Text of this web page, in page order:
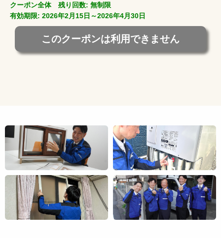
クーポン全体 残り回数: 無制限
有効期限: 2026年2月15日～2026年4月30日
このクーポンは利用できません